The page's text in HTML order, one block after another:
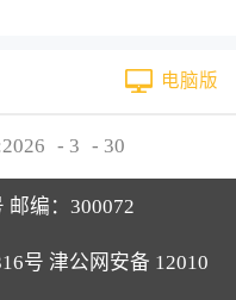
电脑版
2026 - 3 - 30
邮编：300072
号 津公网安备 12010